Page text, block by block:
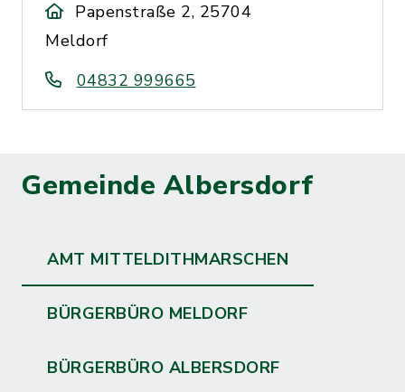
Papenstraße 2, 25704
Meldorf
04832 999665
Gemeinde Albersdorf
AMT MITTELDITHMARSCHEN
BÜRGERBÜRO MELDORF
BÜRGERBÜRO ALBERSDORF